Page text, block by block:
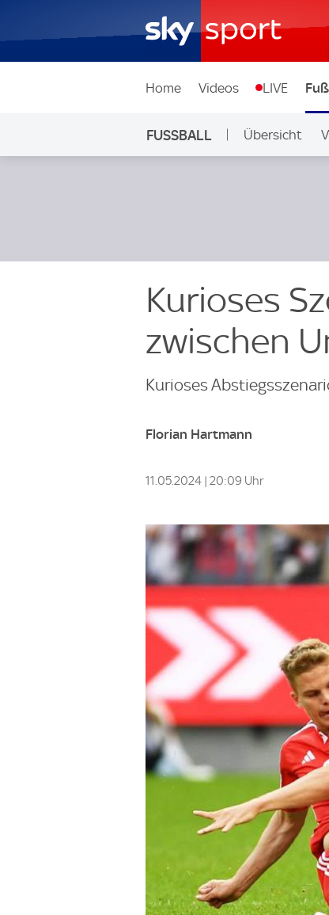
Home Videos LIVE
FUSSBALL Übersicht
Kurioses
zwischen
Kurioses
Florian Hartmann
11.05.2024 | 20:09 Uhr